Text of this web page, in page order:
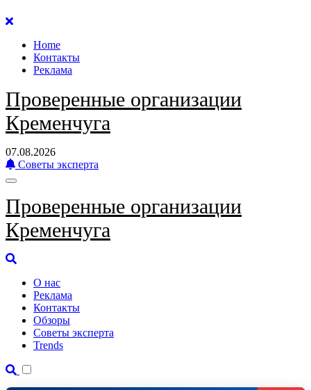
Перейти
содержанию
Home
Контакты
Реклама
Проверенные организации
Кременчуга
07.08.2026
Советы эксперта
Проверенные организации
Кременчуга
О нас
Реклама
Контакты
Обзоры
Советы эксперта
Trends